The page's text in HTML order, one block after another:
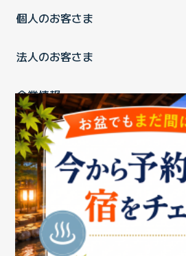
個人のお客さま
法人のお客さま
企業情報
ご利用中の方
お問い合わせ消費税の表示 ウェブアク
個人情報保護ポリシープライバシーポ
特定商取引法に基づく表記情報セキュ
商標についてBIGLOBEトップ